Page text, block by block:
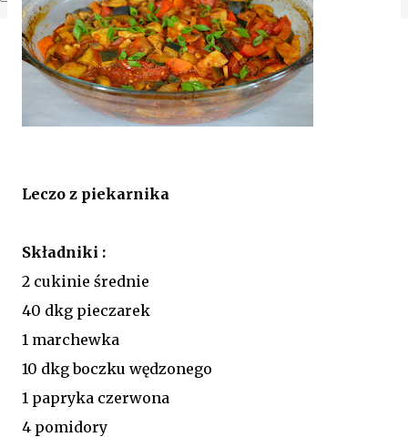
Powered by Translate
Leczo z piekarnika
Składniki :
2 cukinie średnie
40 dkg pieczarek
1 marchewka
10 dkg boczku wędzonego
1 papryka czerwona
4 pomidory